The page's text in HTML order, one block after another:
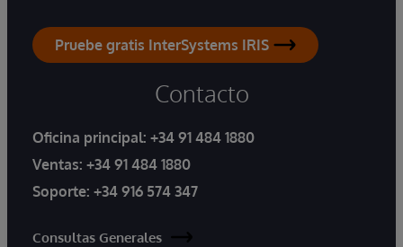
Pruebe gratis InterSystems IRIS
Contacto
Oficina principal: +34 91 484 1880
Ventas: +34 91 484 1880
Soporte: +34 916 574 347
Consultas Generales